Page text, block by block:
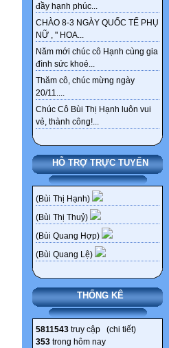
đầy hạnh phúc...
CHÀO 8-3 NGÀY QUỐC TẾ PHỤ
NỮ , " HOA...
Năm mới chúc cô Hạnh cùng gia
đình sức khoẻ...
Thăm cô, chúc mừng ngày
20/11....
Chúc Cô Bùi Thị Hạnh luôn vui
vẻ, thành công!...
HỖ TRỢ TRỰC TUYẾN
(Bùi Thị Hạnh)
(Bùi Thị Thuỷ)
(Bùi Quang Hợp)
(Bùi Quang Lệ)
THỐNG KÊ
5811543 truy cập (chi tiết)
353 trong hôm nay